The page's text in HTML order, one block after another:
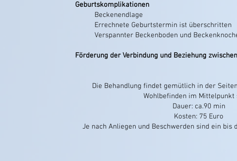
Geburtskomplikationen
Beckenendlage
Errechnete Geburtstermin ist überschritten
Verspannter Beckenboden und
Förderung der Verbindung und Beziehung
Die Behandlung findet gemütlich in der
Wohlbefinden im Mittelpunkt
Dauer: ca.90 min
Kosten: 75 Euro
Je nach Anliegen und Beschwerden sind ein bis